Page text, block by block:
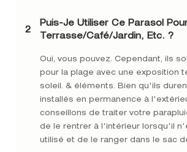
2
Puis-Je Utiliser Ce Parasol
Terrasse/café/jardin, Etc. ?
Oui, vous pouvez. Cependant, ils
pour la plage avec une exposition
soleil. & éléments. Bien qu'ils
installés en permanence à
conseillons de traiter votre
de le rentrer à l'intérieur lorsqu'il
utilisé et de le ranger dans le sac